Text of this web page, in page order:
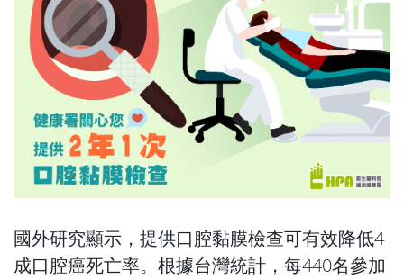
國外研究顯示，提供口腔黏膜檢查可有效降低4
成口腔癌死亡率。根據台灣統計，每440名參加